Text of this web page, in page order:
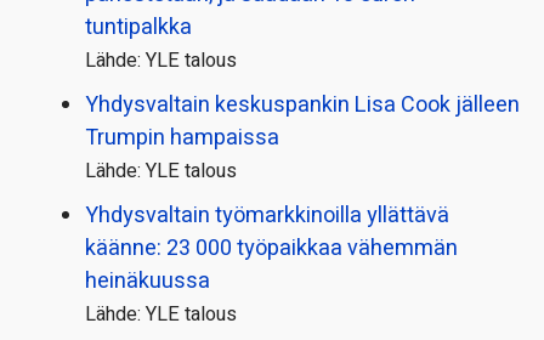
tuntipalkka
Lähde: YLE talous
Yhdysvaltain keskuspankin Lisa Cook jälleen
Trumpin hampaissa
Lähde: YLE talous
Yhdysvaltain työmarkkinoilla yllättävä
käänne: 23 000 työpaikkaa vähemmän
heinäkuussa
Lähde: YLE talous